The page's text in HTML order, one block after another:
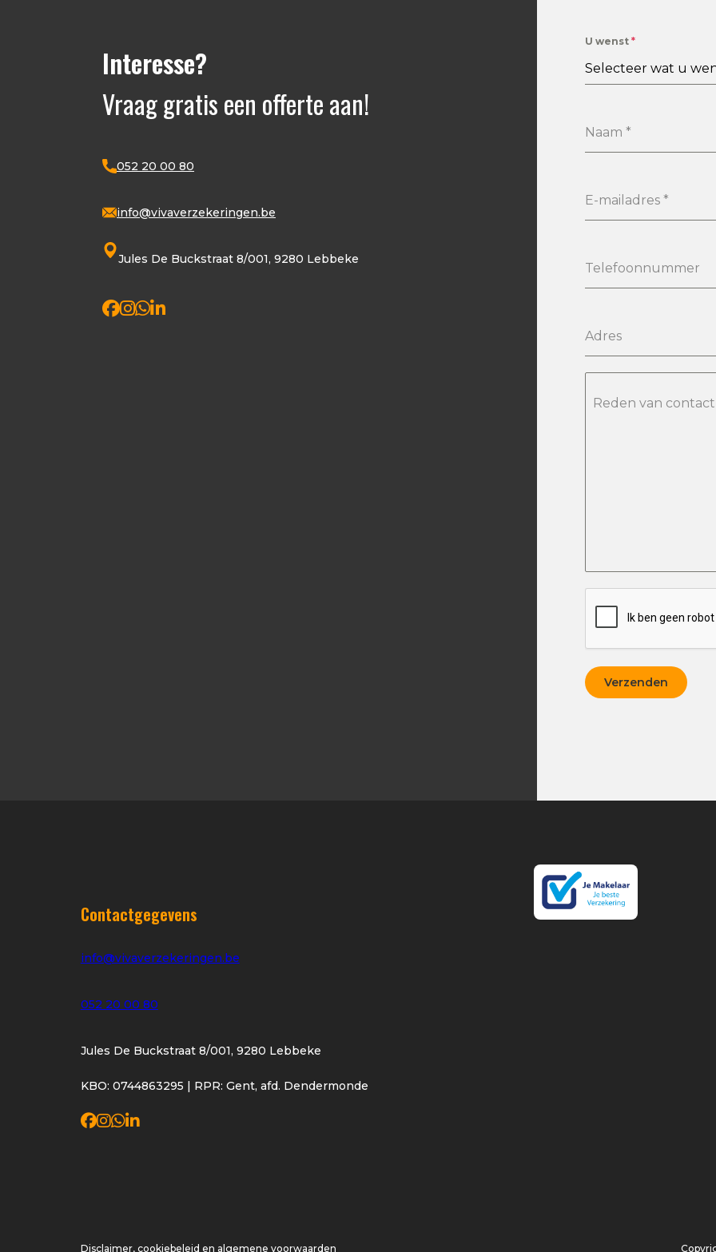
Interesse?
Vraag gratis een offerte aan!
052 20 00 80
info@vivaverzekeringen.be
Jules De Buckstraat 8/001, 9280 Lebbeke
U wenst *
Selecteer wat u
Naam *
E-mailadres *
Telefoonnummer
Adres
Reden van contact
Verzenden
Contactgegevens
info@vivaverzekeringen.be
052 20 00 80
Jules De Buckstraat 8/001, 9280 Lebbeke
KBO: 0744863295 | RPR: Gent, afd. Dendermonde
Disclaimer, cookiebeleid en algemene voorwaarden